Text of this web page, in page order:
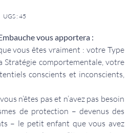
UGS : 45
vous apportera :
vous êtes vraiment : votre Type
Stratégie comportementale, votre
conscients et inconscients,
n’êtes pas et n’avez pas besoin
de protection – devenus des
– le petit enfant que vous avez